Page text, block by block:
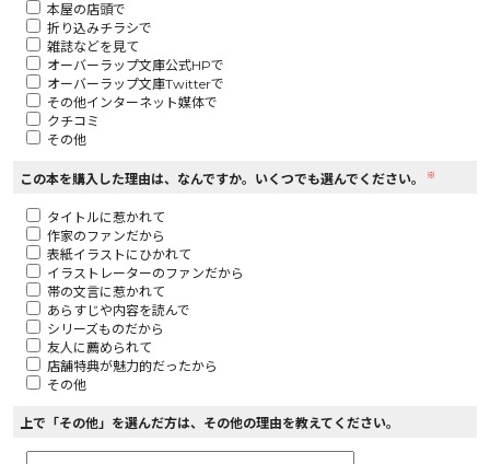
コミックパルフェ
本屋の店頭で
折り込みチラシで
雑誌などを見て
オーバーラップ文庫公式HPで
オーバーラップ文庫Twitterで
その他インターネット媒体で
クチコミ
その他
この本を購入した理由は、なんですか。いくつでも選んでください。 ※
タイトルに惹かれて
作家のファンだから
表紙イラストにひかれて
イラストレーターのファンだから
帯の文言に惹かれて
あらすじや内容を読んで
シリーズものだから
友人に薦められて
店舗特典が魅力的だったから
その他
上で「その他」を選んだ方は、その他の理由を教えてください。